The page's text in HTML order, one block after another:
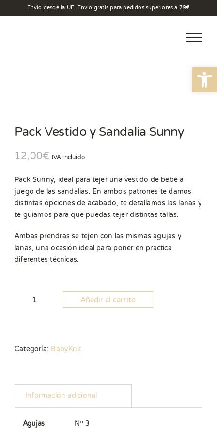
al
Envío desde la UE. Envío gratis para pedidos superiores a 79€
Pack Vestido y Sandalia Sunny
12,00€ IVA incluído
Pack Sunny, ideal para tejer una vestido de bebé a
juego de las sandalias. En ambos patrones te damos
distintas opciones de acabado, te detallamos las lanas y
te guiamos para que puedas tejer distintas tallas.
Ambas prendras se tejen con las mismas agujas y
lanas, una ocasión ideal para poner en practica
diferentes técnicas.
Pack
Sunny
Añadir al carrito
Categoría: BabyKnit
Información adicional
Agujas Nº 3
Abrir